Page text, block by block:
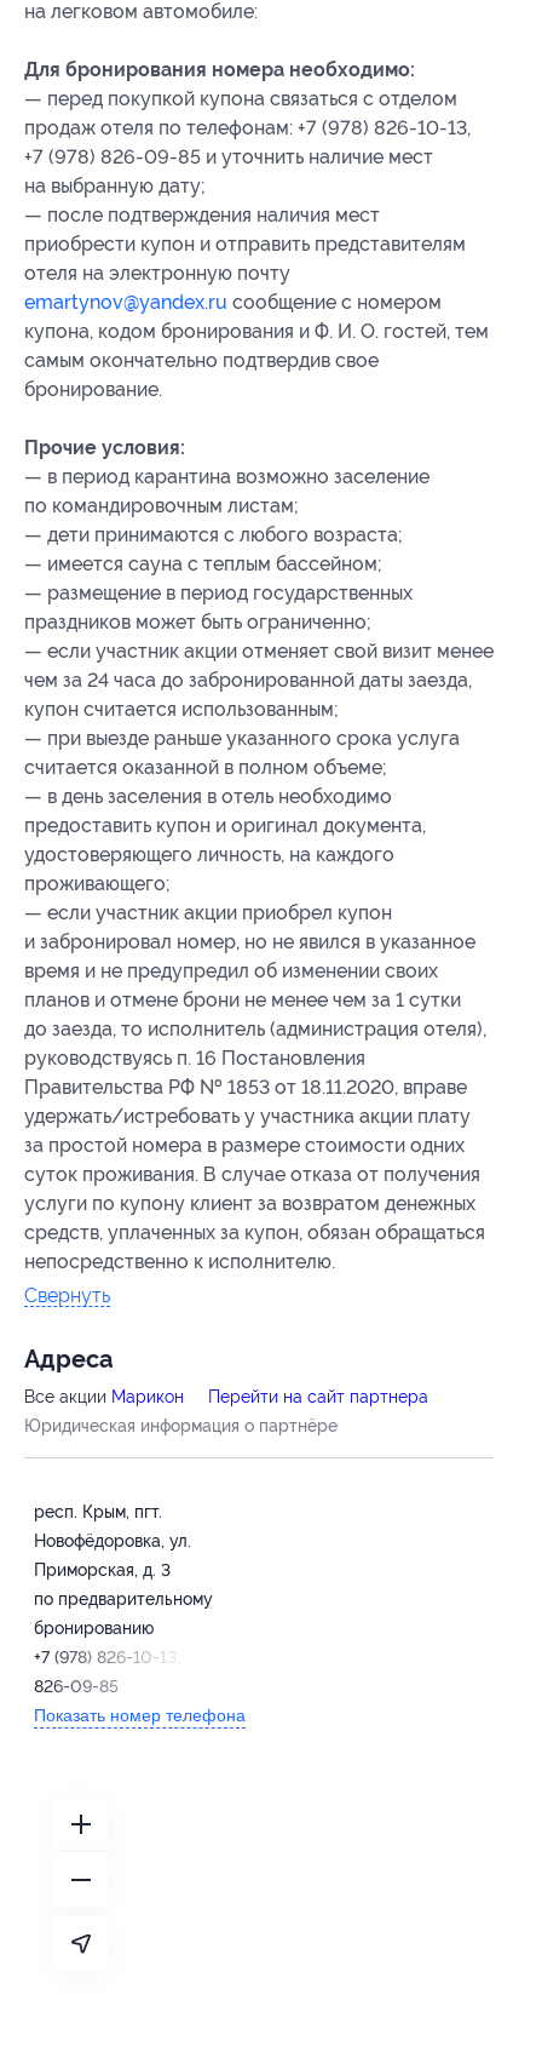
на легковом автомобиле:
Для бронирования номера необходимо:
— перед покупкой купона связаться с отделом
продаж отеля по телефонам: +7 (978) 826-10-13,
+7 (978) 826-09-85 и уточнить наличие мест
на выбранную дату;
— после подтверждения наличия мест
приобрести купон и отправить представителям
отеля на электронную почту
emartynov@yandex.ru сообщение с номером
купона, кодом бронирования и Ф. И. О. гостей, тем
самым окончательно подтвердив свое
бронирование.
Прочие условия:
— в период карантина возможно заселение
по командировочным листам;
— дети принимаются с любого возраста;
— имеется сауна с теплым бассейном;
— размещение в период государственных
праздников может быть ограниченно;
— если участник акции отменяет свой визит менее
чем за 24 часа до забронированной даты заезда,
купон считается использованным;
— при выезде раньше указанного срока услуга
считается оказанной в полном объеме;
— в день заселения в отель необходимо
предоставить купон и оригинал документа,
удостоверяющего личность, на каждого
проживающего;
— если участник акции приобрел купон
и забронировал номер, но не явился в указанное
время и не предупредил об изменении своих
планов и отмене брони не менее чем за 1 сутки
до заезда, то исполнитель (администрация отеля),
руководствуясь п. 16 Постановления
Правительства РФ № 1853 от 18.11.2020, вправе
удержать/истребовать у участника акции плату
за простой номера в размере стоимости одних
суток проживания. В случае отказа от получения
услуги по купону клиент за возвратом денежных
средств, уплаченных за купон, обязан обращаться
непосредственно к исполнителю.
Свернуть
Адресa
Все акции Марикон
Перейти на сайт партнера
Юридическая информация о партнёре
респ. Крым, пгт.
Новофёдоровка, ул.
Приморская, д. 3
по предварительному
бронированию
+7 (978) 826-10-13, +7 (978)
826-09-85
Показать номер телефона